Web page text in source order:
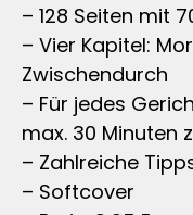
– 128 Seiten mit
– Vier Kapitel:
Zwischendurch
– Für jedes
max. 30 Minuten
– Zahlreiche
– Softcover